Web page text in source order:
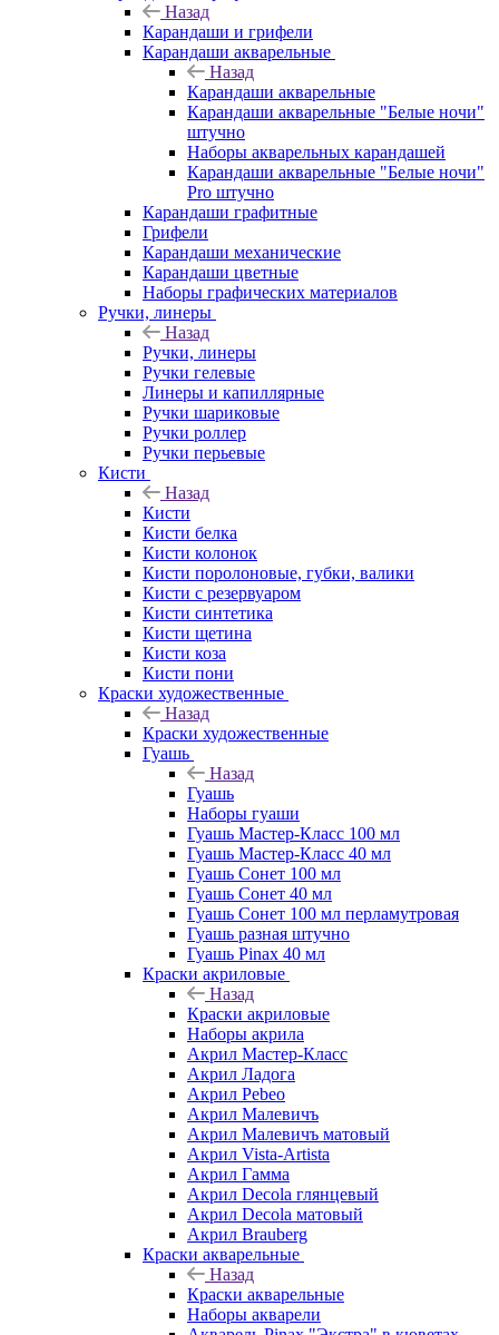
Назад
Карандаши и грифели
Карандаши акварельные
Назад
Карандаши акварельные
Карандаши акварельные "Белые ночи"
штучно
Наборы акварельных карандашей
Карандаши акварельные "Белые ночи"
Pro штучно
Карандаши графитные
Грифели
Карандаши механические
Карандаши цветные
Наборы графических материалов
Ручки, линеры
Назад
Ручки, линеры
Ручки гелевые
Линеры и капиллярные
Ручки шариковые
Ручки роллер
Ручки перьевые
Кисти
Назад
Кисти
Кисти белка
Кисти колонок
Кисти поролоновые, губки, валики
Кисти с резервуаром
Кисти синтетика
Кисти щетина
Кисти коза
Кисти пони
Краски художественные
Назад
Краски художественные
Гуашь
Назад
Гуашь
Наборы гуаши
Гуашь Мастер-Класс 100 мл
Гуашь Мастер-Класс 40 мл
Гуашь Сонет 100 мл
Гуашь Сонет 40 мл
Гуашь Сонет 100 мл перламутровая
Гуашь разная штучно
Гуашь Pinax 40 мл
Краски акриловые
Назад
Краски акриловые
Наборы акрила
Акрил Мастер-Класс
Акрил Ладога
Акрил Pebeo
Акрил Малевичъ
Акрил Малевичъ матовый
Акрил Vista-Artista
Акрил Гамма
Акрил Decola глянцевый
Акрил Decola матовый
Акрил Brauberg
Краски акварельные
Назад
Краски акварельные
Наборы акварели